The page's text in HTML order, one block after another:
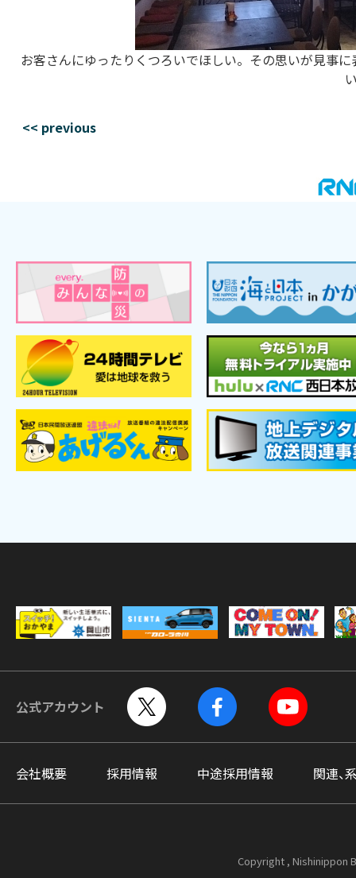
お客さんにゆったりくつろいでほしい。その思いが見事
<< previous
公式アカウント
会社概要 採用情報 中途採用情報 関連、
Copyright , Nishinippon